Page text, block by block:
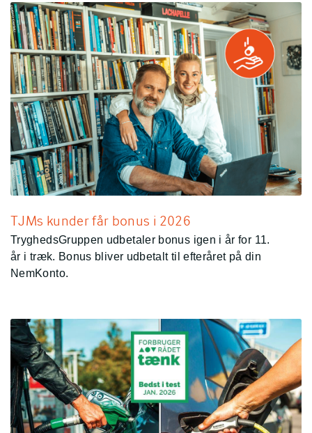
TJMs kunder får bonus i 2026
TryghedsGruppen udbetaler bonus igen i år for 11.
år i træk. Bonus bliver udbetalt til efteråret på din
NemKonto.